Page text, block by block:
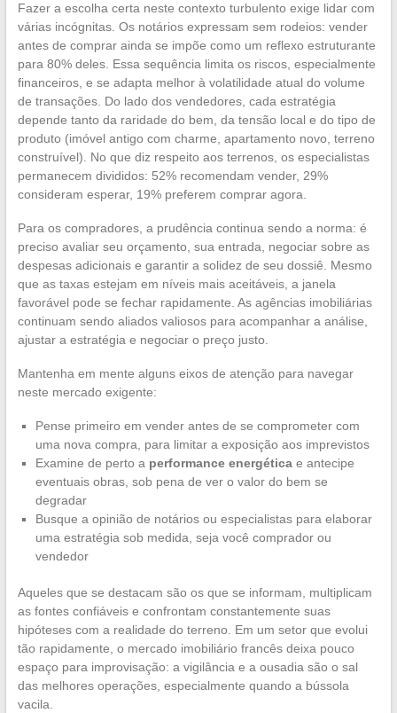
Fazer a escolha certa neste contexto turbulento exige lidar com
várias incógnitas. Os notários expressam sem rodeios: vender
antes de comprar ainda se impõe como um reflexo estruturante
para 80% deles. Essa sequência limita os riscos, especialmente
financeiros, e se adapta melhor à volatilidade atual do volume
de transações. Do lado dos vendedores, cada estratégia
depende tanto da raridade do bem, da tensão local e do tipo de
produto (imóvel antigo com charme, apartamento novo, terreno
construível). No que diz respeito aos terrenos, os especialistas
permanecem divididos: 52% recomendam vender, 29%
consideram esperar, 19% preferem comprar agora.
Para os compradores, a prudência continua sendo a norma: é
preciso avaliar seu orçamento, sua entrada, negociar sobre as
despesas adicionais e garantir a solidez de seu dossiê. Mesmo
que as taxas estejam em níveis mais aceitáveis, a janela
favorável pode se fechar rapidamente. As agências imobiliárias
continuam sendo aliados valiosos para acompanhar a análise,
ajustar a estratégia e negociar o preço justo.
Mantenha em mente alguns eixos de atenção para navegar
neste mercado exigente:
Pense primeiro em vender antes de se comprometer com
uma nova compra, para limitar a exposição aos imprevistos
Examine de perto a performance energéticae antecipe
eventuais obras, sob pena de ver o valor do bem se
degradar
Busque a opinião de notários ou especialistas para elaborar
uma estratégia sob medida, seja você comprador ou
vendedor
Aqueles que se destacam são os que se informam, multiplicam
as fontes confiáveis e confrontam constantemente suas
hipóteses com a realidade do terreno. Em um setor que evolui
tão rapidamente, o mercado imobiliário francês deixa pouco
espaço para improvisação: a vigilância e a ousadia são o sal
das melhores operações, especialmente quando a bússola
vacila.